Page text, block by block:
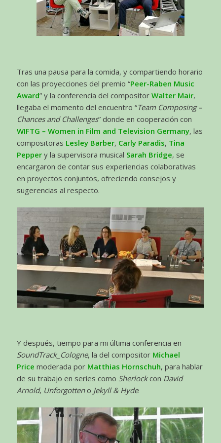
Tras una pausa para la comida, y compartiendo horario
con las proyecciones del premio “Peer-Raben Music
Award” y la conferencia del compositor Walter Mair,
llegaba el momento del encuentro “Team Composing –
Chances and Challenges” donde en cooperación con
WIFTG – Women in Film and Television Germany, las
compositoras Lesley Barber, Carly Paradis, Tina
Peppery la supervisora musical Sarah Bridge, se
encargaron de contar sus experiencias colaborativas
en proyectos conjuntos, ofreciendo consejos y
sugerencias al respecto.
Y después, tiempo para mi última conferencia en
SoundTrack_Cologne, la del compositor Michael
Price moderada por Matthias Hornschuh, para hablar
de su trabajo en series como Sherlockcon David
Arnold, Unforgotteno Jekyll & Hyde.